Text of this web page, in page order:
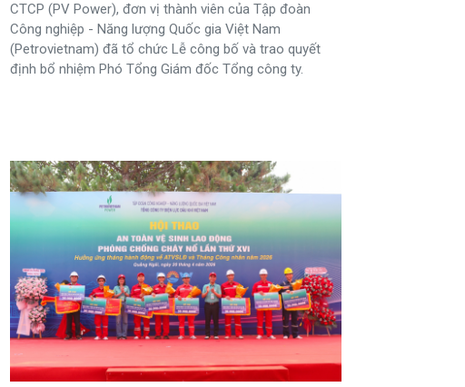
CTCP (PV Power), đơn vị thành viên của Tập đoàn
Công nghiệp - Năng lượng Quốc gia Việt Nam
(Petrovietnam) đã tổ chức Lễ công bố và trao quyết
định bổ nhiệm Phó Tổng Giám đốc Tổng công ty.